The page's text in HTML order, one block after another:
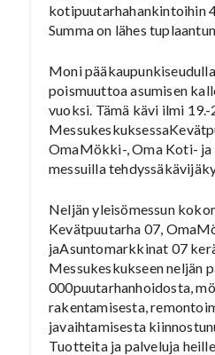
kotipuutarhahankintoihin
Summa on lähes
Moni
poismuuttoa asumisen
vuoksi. Tämä kävi ilmi
OmaMökki-, Oma Koti-
messuilla
Neljän yleisömessun
Kevätpuutarha 07,
jaAsuntomarkkinat 07
Messukeskukseen neljän
000puutarhanhoidosta,
rakentamisesta,
javaihtamisesta
Tuotteita ja palveluja